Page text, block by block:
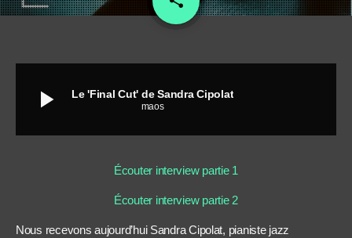
play_arrow Le 'Final Cut' de Sandra Cipolat
maos
Écouter interview partie 1
Écouter interview partie 2
Nous recevons aujourd’hui Sandra Cipolat, pianiste jazz